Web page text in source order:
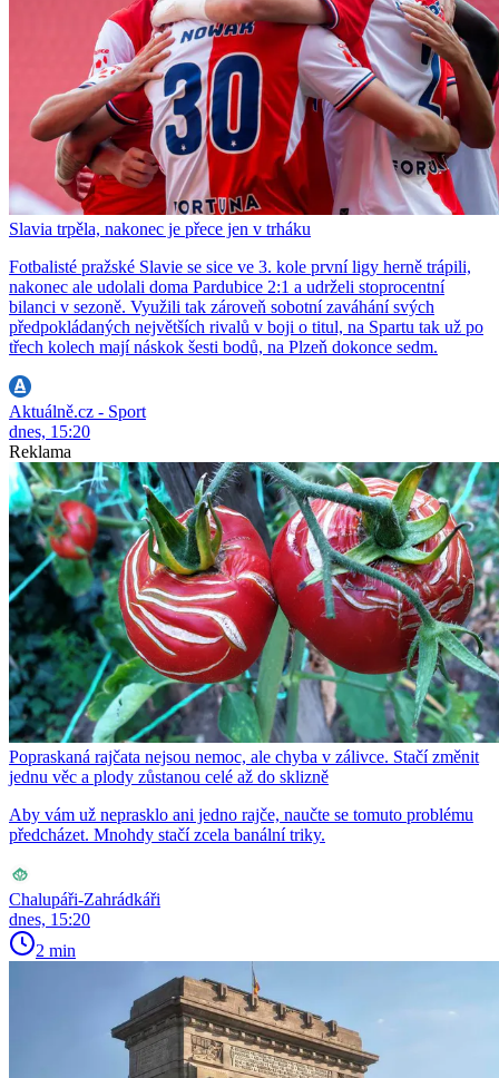
Slavia trpěla, nakonec je přece jen v trháku
Fotbalisté pražské Slavie se sice ve 3. kole první ligy herně trápili,
nakonec ale udolali doma Pardubice 2:1 a udrželi stoprocentní
bilanci v sezoně. Využili tak zároveň sobotní zaváhání svých
předpokládaných největších rivalů v boji o titul, na Spartu tak už po
třech kolech mají náskok šesti bodů, na Plzeň dokonce sedm.
Aktuálně.cz - Sport
dnes, 15:20
Reklama
Popraskaná rajčata nejsou nemoc, ale chyba v zálivce. Stačí změnit
jednu věc a plody zůstanou celé až do sklizně
Aby vám už neprasklo ani jedno rajče, naučte se tomuto problému
předcházet. Mnohdy stačí zcela banální triky.
Chalupáři-Zahrádkáři
dnes, 15:20
2 min